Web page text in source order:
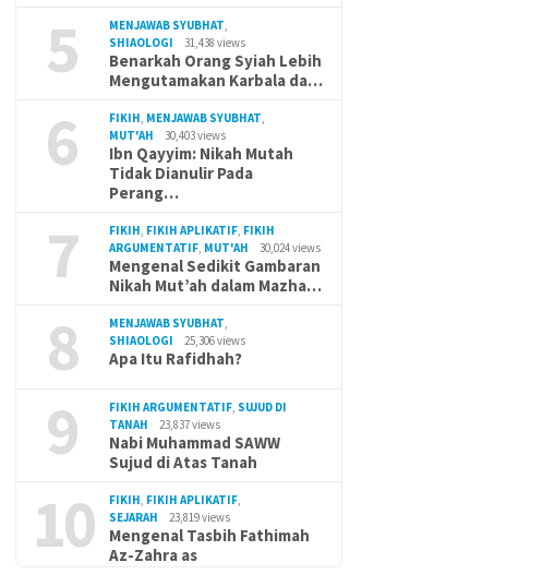
5 MENJAWAB SYUBHAT,
SHIAOLOGI
31,438 views
Benarkah Orang Syiah Lebih
Mengutamakan Karbala da…
6 FIKIH, MENJAWAB SYUBHAT,
MUT'AH
30,403 views
Ibn Qayyim: Nikah Mutah
Tidak Dianulir Pada
Perang…
7 FIKIH, FIKIH APLIKATIF, FIKIH
ARGUMENTATIF, MUT'AH 30,024 views
Mengenal Sedikit Gambaran
Nikah Mut’ah dalam Mazha…
8 MENJAWAB SYUBHAT,
SHIAOLOGI
25,306 views
Apa Itu Rafidhah?
9 FIKIH ARGUMENTATIF, SUJUD DI
TANAH
23,837 views
Nabi Muhammad SAWW
Sujud di Atas Tanah
10 FIKIH, FIKIH APLIKATIF,
SEJARAH
23,819 views
Mengenal Tasbih Fathimah
Az-Zahra as